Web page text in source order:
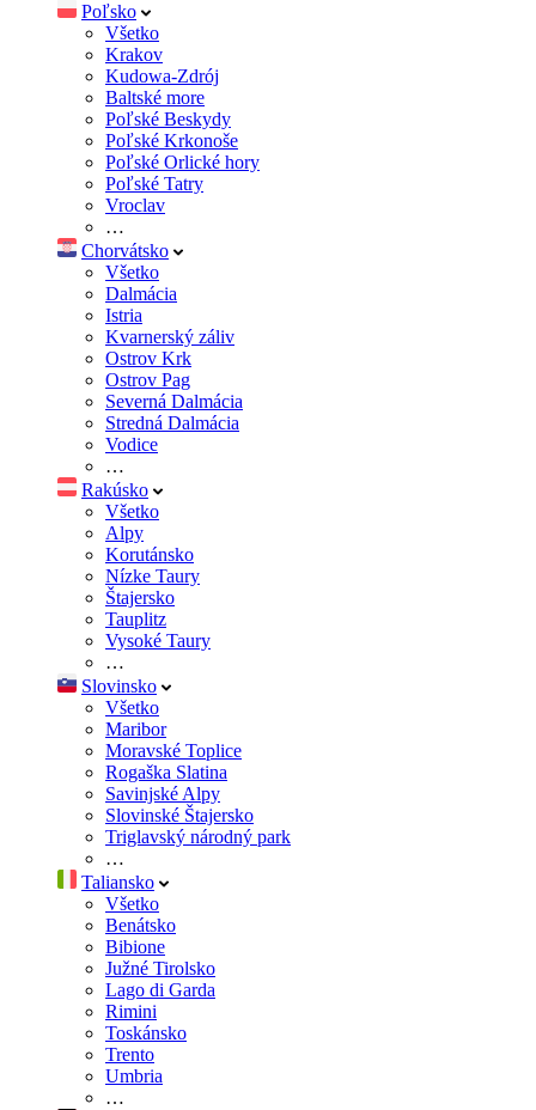
Poľsko
Všetko
Krakov
Kudowa-Zdrój
Baltské more
Poľské Beskydy
Poľské Krkonoše
Poľské Orlické hory
Poľské Tatry
Vroclav
…
Chorvátsko
Všetko
Dalmácia
Istria
Kvarnerský záliv
Ostrov Krk
Ostrov Pag
Severná Dalmácia
Stredná Dalmácia
Vodice
…
Rakúsko
Všetko
Alpy
Korutánsko
Nízke Taury
Štajersko
Tauplitz
Vysoké Taury
…
Slovinsko
Všetko
Maribor
Moravské Toplice
Rogaška Slatina
Savinjské Alpy
Slovinské Štajersko
Triglavský národný park
…
Taliansko
Všetko
Benátsko
Bibione
Južné Tirolsko
Lago di Garda
Rimini
Toskánsko
Trento
Umbria
…